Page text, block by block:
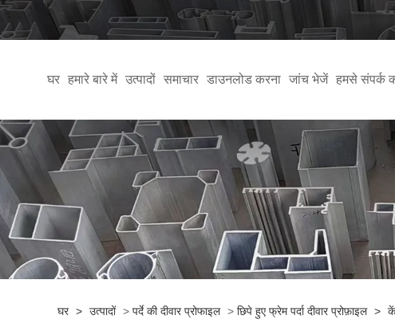
घर हमारे बारे में उत्पादों समाचार डाउनलोड करना जांच भेजें हमसे संपर्क
घर > उत्पादों > पर्दे की दीवार प्रोफाइल > छिपे हुए फ्रेम पर्दा दीवार प्रोफ़ाइल >